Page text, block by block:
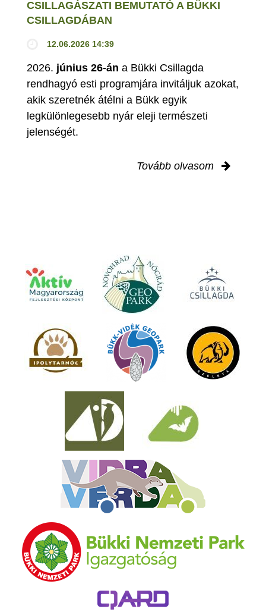
CSILLAGÁSZATI BEMUTATÓ A BÜKKI
CSILLAGDÁBAN
12.06.2026 14:39
2026. június 26-án a Bükki Csillagda
rendhagyó esti programjára invitáljuk azokat,
akik szeretnék átélni a Bükk egyik
legkülönlegesebb nyár eleji természeti
jelenségét.
Tovább olvasom